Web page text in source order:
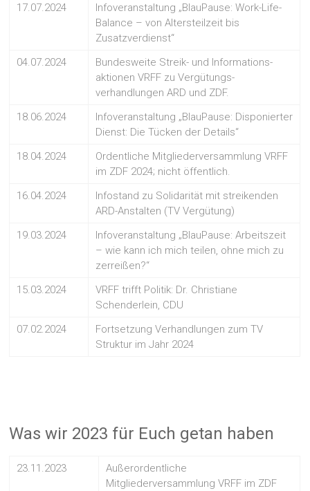
17.07.2024
Infoveranstaltung „BlauPause: Work-Life-
Balance – von Altersteilzeit bis
Zusatzverdienst“
04.07.2024
Bundesweite Streik- und Informations-
aktionen VRFF zu Vergütungs-
verhandlungen ARD und ZDF.
18.06.2024
Infoveranstaltung „BlauPause: Disponierter
Dienst: Die Tücken der Details“
18.04.2024
Ordentliche Mitgliederversammlung VRFF
im ZDF 2024; nicht öffentlich.
16.04.2024
Infostand zu Solidarität mit streikenden
ARD-Anstalten (TV Vergütung)
19.03.2024
Infoveranstaltung „BlauPause: Arbeitszeit
– wie kann ich mich teilen, ohne mich zu
zerreißen?“
15.03.2024
VRFF trifft Politik: Dr. Christiane
Schenderlein, CDU
07.02.2024
Fortsetzung Verhandlungen zum TV
Struktur im Jahr 2024
Was wir 2023 für Euch getan haben
23.11.2023
Außerordentliche
Mitgliederversammlung VRFF im ZDF